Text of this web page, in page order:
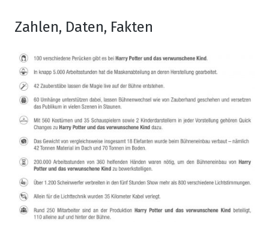
Zahlen, Daten, Fakten